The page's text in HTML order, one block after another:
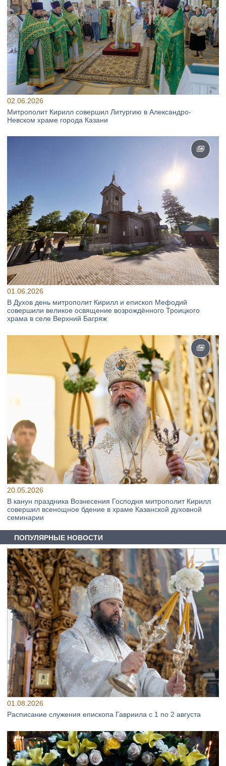
02.06.2026
Митрополит Кирилл совершил Литургию в Александро-
Невском храме города Казани
01.06.2026
В Духов день митрополит Кирилл и епископ Мефодий
совершили великое освящение возрождённого Троицкого
храма в селе Верхний Багряж
20.05.2026
В канун праздника Вознесения Господня митрополит Кирилл
совершил всенощное бдение в храме Казанской духовной
семинарии
ПОПУЛЯРНЫЕ НОВОСТИ
01.08.2026
Расписание служения епископа Гавриила с 1 по 2 августа